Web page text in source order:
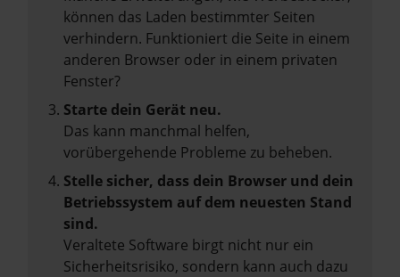
können das Laden bestimmter Seiten
verhindern. Funktioniert die Seite in einem
anderen Browser oder in einem privaten
Fenster?
Starte dein Gerät neu.
Das kann manchmal helfen,
vorübergehende Probleme zu beheben.
Stelle sicher, dass dein Browser und dein
Betriebssystem auf dem neuesten Stand
sind.
Veraltete Software birgt nicht nur ein
Sicherheitsrisiko, sondern kann auch dazu